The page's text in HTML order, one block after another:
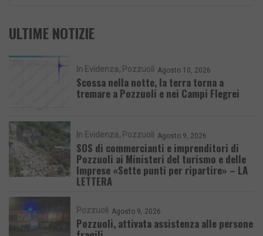
ULTIME NOTIZIE
In Evidenza Pozzuoli Agosto 10, 2026
Scossa nella notte, la terra torna a
tremare a Pozzuoli e nei Campi Flegrei
In Evidenza Pozzuoli Agosto 9, 2026
SOS di commercianti e imprenditori di
Pozzuoli ai Ministeri del turismo e delle
Imprese «Sette punti per ripartire» – LA
LETTERA
Pozzuoli Agosto 9, 2026
Pozzuoli, attivata assistenza alle persone